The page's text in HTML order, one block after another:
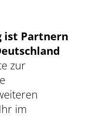
ist Partnern
zur
im